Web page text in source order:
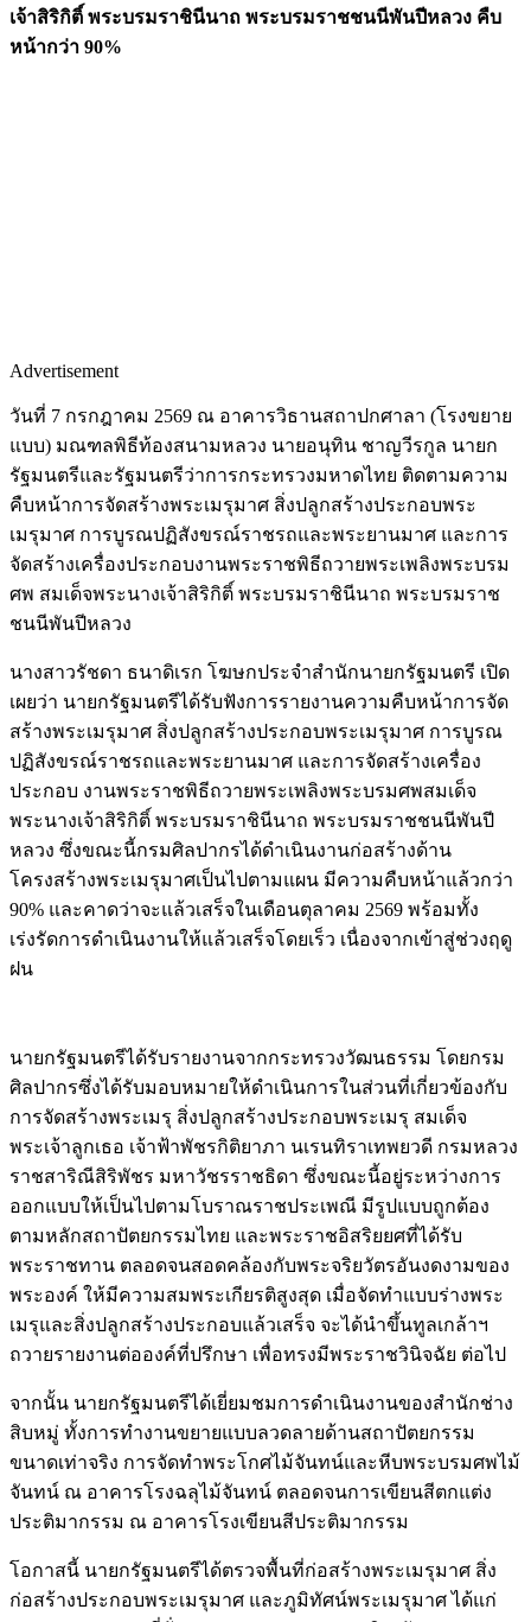
เจ้าสิริกิติ์ พระบรมราชินีนาถ พระบรมราชชนนีพันปีหลวง คืบ
หน้ากว่า 90%
Advertisement
วันที่ 7 กรกฎาคม 2569 ณ อาคารวิธานสถาปกศาลา (โรงขยาย
แบบ) มณฑลพิธีท้องสนามหลวง นายอนุทิน ชาญวีรกูล นายก
รัฐมนตรีและรัฐมนตรีว่าการกระทรวงมหาดไทย ติดตามความ
คืบหน้าการจัดสร้างพระเมรุมาศ สิ่งปลูกสร้างประกอบพระ
เมรุมาศ การบูรณปฏิสังขรณ์ราชรถและพระยานมาศ และการ
จัดสร้างเครื่องประกอบงานพระราชพิธีถวายพระเพลิงพระบรม
ศพ สมเด็จพระนางเจ้าสิริกิติ์ พระบรมราชินีนาถ พระบรมราช
ชนนีพันปีหลวง
นางสาวรัชดา ธนาดิเรก โฆษกประจำสำนักนายกรัฐมนตรี เปิด
เผยว่า นายกรัฐมนตรีได้รับฟังการรายงานความคืบหน้าการจัด
สร้างพระเมรุมาศ สิ่งปลูกสร้างประกอบพระเมรุมาศ การบูรณ
ปฏิสังขรณ์ราชรถและพระยานมาศ และการจัดสร้างเครื่อง
ประกอบ งานพระราชพิธีถวายพระเพลิงพระบรมศพสมเด็จ
พระนางเจ้าสิริกิติ์ พระบรมราชินีนาถ พระบรมราชชนนีพันปี
หลวง ซึ่งขณะนี้กรมศิลปากรได้ดำเนินงานก่อสร้างด้าน
โครงสร้างพระเมรุมาศเป็นไปตามแผน มีความคืบหน้าแล้วกว่า
90% และคาดว่าจะแล้วเสร็จในเดือนตุลาคม 2569 พร้อมทั้ง
เร่งรัดการดำเนินงานให้แล้วเสร็จโดยเร็ว เนื่องจากเข้าสู่ช่วงฤดู
ฝน
นายกรัฐมนตรีได้รับรายงานจากกระทรวงวัฒนธรรม โดยกรม
ศิลปากรซึ่งได้รับมอบหมายให้ดำเนินการในส่วนที่เกี่ยวข้องกับ
การจัดสร้างพระเมรุ สิ่งปลูกสร้างประกอบพระเมรุ สมเด็จ
พระเจ้าลูกเธอ เจ้าฟ้าพัชรกิติยาภา นเรนทิราเทพยวดี กรมหลวง
ราชสาริณีสิริพัชร มหาวัชรราชธิดา ซึ่งขณะนี้อยู่ระหว่างการ
ออกแบบให้เป็นไปตามโบราณราชประเพณี มีรูปแบบถูกต้อง
ตามหลักสถาปัตยกรรมไทย และพระราชอิสริยยศที่ได้รับ
พระราชทาน ตลอดจนสอดคล้องกับพระจริยวัตรอันงดงามของ
พระองค์ ให้มีความสมพระเกียรติสูงสุด เมื่อจัดทำแบบร่างพระ
เมรุและสิ่งปลูกสร้างประกอบแล้วเสร็จ จะได้นำขึ้นทูลเกล้าฯ
ถวายรายงานต่อองค์ที่ปรึกษา เพื่อทรงมีพระราชวินิจฉัย ต่อไป
จากนั้น นายกรัฐมนตรีได้เยี่ยมชมการดำเนินงานของสำนักช่าง
สิบหมู่ ทั้งการทำงานขยายแบบลวดลายด้านสถาปัตยกรรม
ขนาดเท่าจริง การจัดทำพระโกศไม้จันทน์และหีบพระบรมศพไม้
จันทน์ ณ อาคารโรงฉลุไม้จันทน์ ตลอดจนการเขียนสีตกแต่ง
ประติมากรรม ณ อาคารโรงเขียนสีประติมากรรม
โอกาสนี้ นายกรัฐมนตรีได้ตรวจพื้นที่ก่อสร้างพระเมรุมาศ สิ่ง
ก่อสร้างประกอบพระเมรุมาศ และภูมิทัศน์พระเมรุมาศ ได้แก่